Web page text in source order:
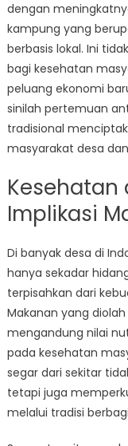
dengan
kampung yang
berbasis lokal. Ini
bagi kesehatan
peluang ekonomi
sinilah pertemuan
tradisional
masyarakat desa
Kesehatan
Implikasi
Di banyak desa di
hanya sekadar
terpisahkan dari
Makanan yang
mengandung nilai
pada kesehatan
segar dari sekitar
tetapi juga
melalui tradisi